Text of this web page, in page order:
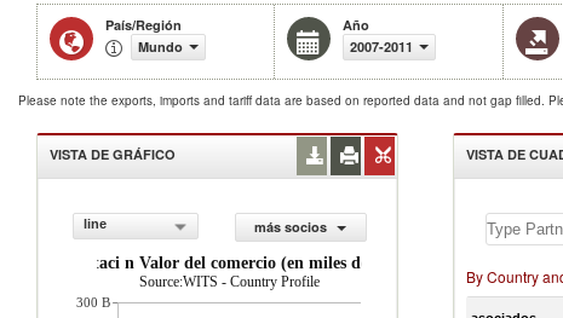
País/Región
Mundo
Año
2007-2011
Please note the exports, imports and tariff data are based on reported data and not gap filled.
VISTA DE GRÁFICO
line
más socios
importaci n Valor del comercio (en miles de US$)
Source:WITS - Country Profile
300 B
VISTA DE
By Country